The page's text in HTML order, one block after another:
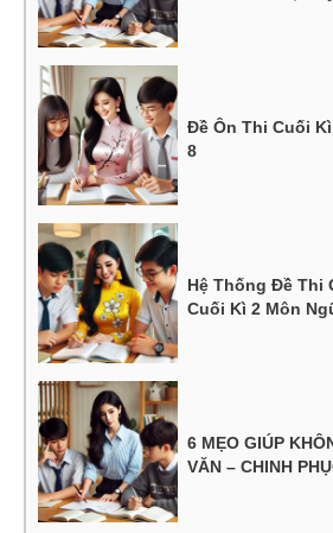
Đề Ôn Thi Cuối
8
Hệ Thống Đề Thi
Cuối Kì 2 Môn
6 MẸO GIÚP
VĂN – CHINH